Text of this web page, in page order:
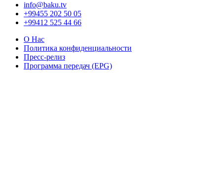
info@baku.tv
+99455 202 50 05
+99412 525 44 66
О Нас
Политика конфиденциальности
Пресс-релиз
Программа передач (EPG)